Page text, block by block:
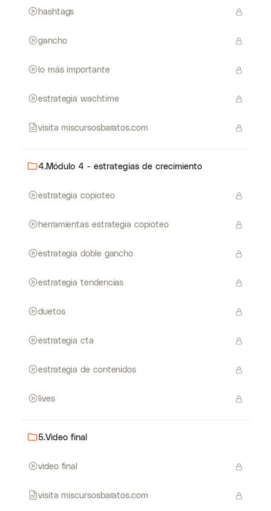
hashtags
gancho
lo más importante
estrategia wachtime
visita miscursosbaratos.com
4.Módulo 4 - estrategias de crecimiento
estrategia copioteo
herramientas estrategia copioteo
estrategia doble gancho
estrategia tendencias
duetos
estrategia cta
estrategia de contenidos
lives
5.Video final
video final
visita miscursosbaratos.com